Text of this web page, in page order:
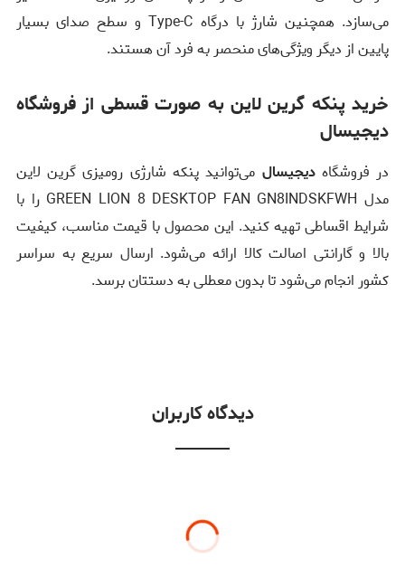
می‌سازد. همچنین شارژ با درگاه Type-C و سطح صدای بسیار
پایین از دیگر ویژگی‌های منحصر به فرد آن هستند.
خرید پنکه گرین لاین به صورت قسطی از فروشگاه
دیجیسال
در فروشگاهدیجیسال می‌توانید پنکه شارژی رومیزی گرین لاین
مدل GREEN LION 8 DESKTOP FAN GN8INDSKFWH را با
شرایط اقساطی تهیه کنید. این محصول با قیمت مناسب، کیفیت
بالا و گارانتی اصالت کالا ارائه می‌شود. ارسال سریع به سراسر
کشور انجام می‌شود تا بدون معطلی به دستتان برسد.
دیدگاه کاربران